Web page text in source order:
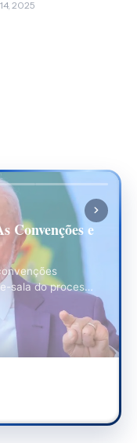
2025
Convenções e
sala do processo